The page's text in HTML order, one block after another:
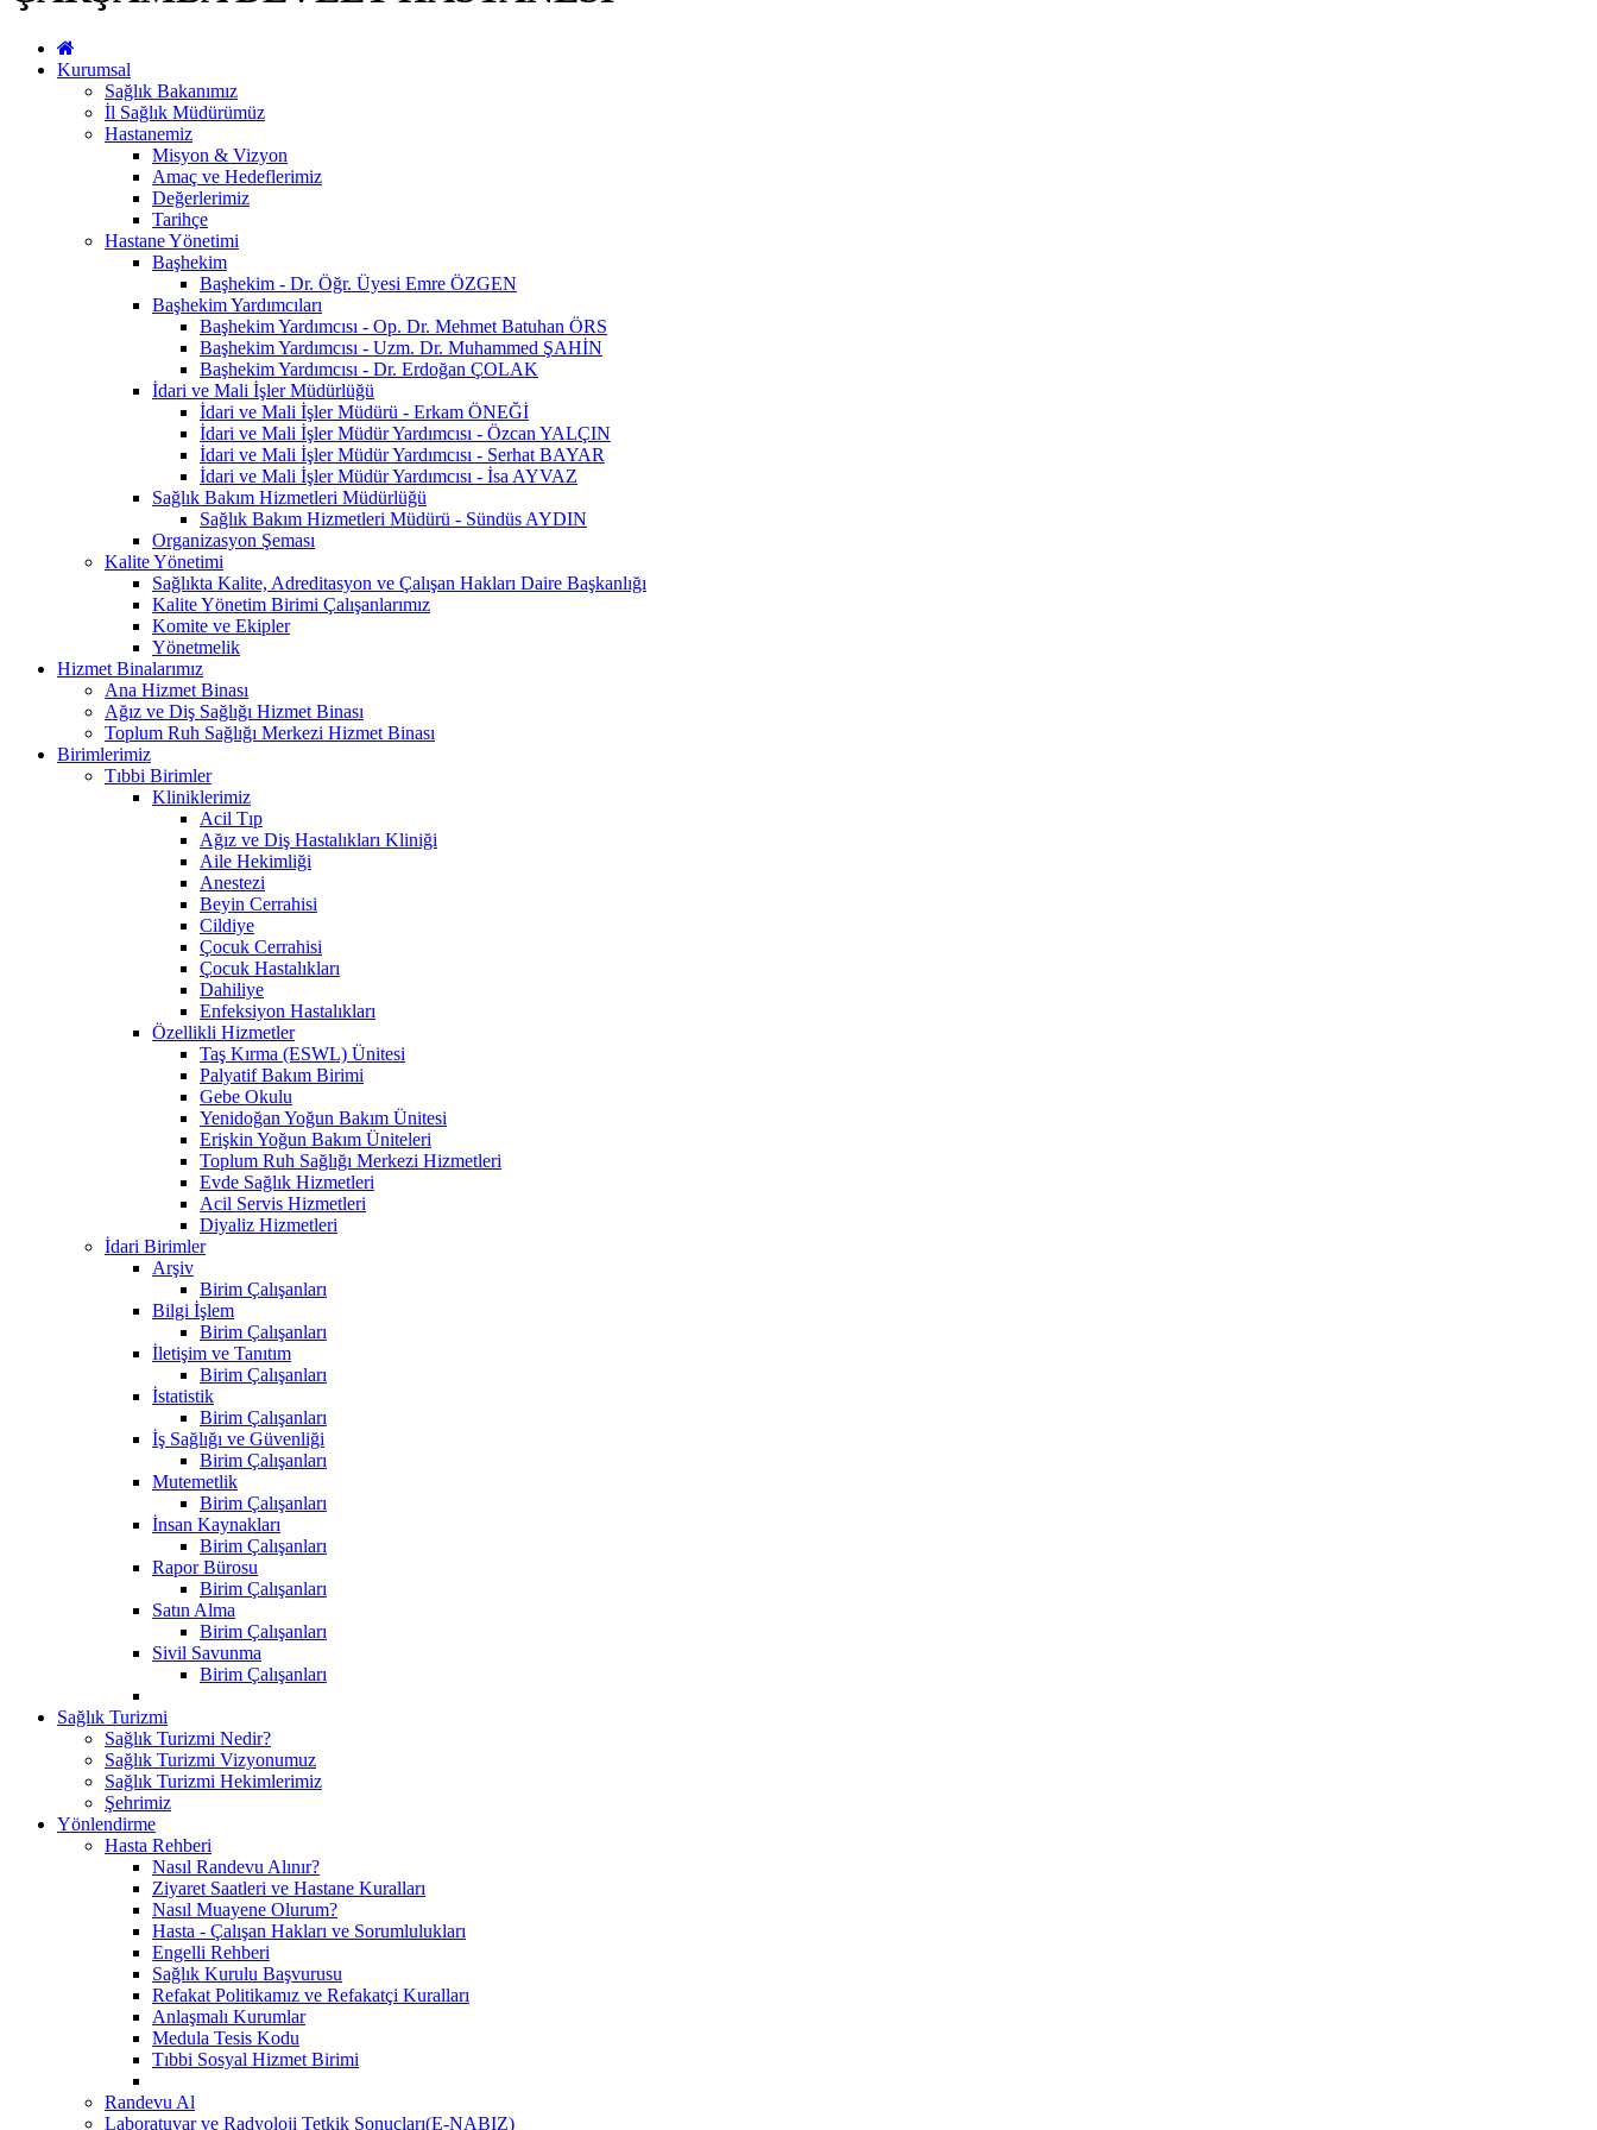
Kurumsal
Sağlık Bakanımız
İl Sağlık Müdürümüz
Hastanemiz
Misyon & Vizyon
Amaç ve Hedeflerimiz
Değerlerimiz
Tarihçe
Hastane Yönetimi
Başhekim
Başhekim - Dr. Öğr. Üyesi Emre ÖZGEN
Başhekim Yardımcıları
Başhekim Yardımcısı - Op. Dr. Mehmet Batuhan ÖRS
Başhekim Yardımcısı - Uzm. Dr. Muhammed ŞAHİN
Başhekim Yardımcısı - Dr. Erdoğan ÇOLAK
İdari ve Mali İşler Müdürlüğü
İdari ve Mali İşler Müdürü - Erkam ÖNEĞİ
İdari ve Mali İşler Müdür Yardımcısı - Özcan YALÇIN
İdari ve Mali İşler Müdür Yardımcısı - Serhat BAYAR
İdari ve Mali İşler Müdür Yardımcısı - İsa AYVAZ
Sağlık Bakım Hizmetleri Müdürlüğü
Sağlık Bakım Hizmetleri Müdürü - Sündüs AYDIN
Organizasyon Şeması
Kalite Yönetimi
Sağlıkta Kalite, Adreditasyon ve Çalışan Hakları Daire Başkanlığı
Kalite Yönetim Birimi Çalışanlarımız
Komite ve Ekipler
Yönetmelik
Hizmet Binalarımız
Ana Hizmet Binası
Ağız ve Diş Sağlığı Hizmet Binası
Toplum Ruh Sağlığı Merkezi Hizmet Binası
Birimlerimiz
Tıbbi Birimler
Kliniklerimiz
Acil Tıp
Ağız ve Diş Hastalıkları Kliniği
Aile Hekimliği
Anestezi
Beyin Cerrahisi
Cildiye
Çocuk Cerrahisi
Çocuk Hastalıkları
Dahiliye
Enfeksiyon Hastalıkları
Özellikli Hizmetler
Taş Kırma (ESWL) Ünitesi
Palyatif Bakım Birimi
Gebe Okulu
Yenidoğan Yoğun Bakım Ünitesi
Erişkin Yoğun Bakım Üniteleri
Toplum Ruh Sağlığı Merkezi Hizmetleri
Evde Sağlık Hizmetleri
Acil Servis Hizmetleri
Diyaliz Hizmetleri
İdari Birimler
Arşiv
Birim Çalışanları
Bilgi İşlem
Birim Çalışanları
İletişim ve Tanıtım
Birim Çalışanları
İstatistik
Birim Çalışanları
İş Sağlığı ve Güvenliği
Birim Çalışanları
Mutemetlik
Birim Çalışanları
İnsan Kaynakları
Birim Çalışanları
Rapor Bürosu
Birim Çalışanları
Satın Alma
Birim Çalışanları
Sivil Savunma
Birim Çalışanları
Sağlık Turizmi
Sağlık Turizmi Nedir?
Sağlık Turizmi Vizyonumuz
Sağlık Turizmi Hekimlerimiz
Şehrimiz
Yönlendirme
Hasta Rehberi
Nasıl Randevu Alınır?
Ziyaret Saatleri ve Hastane Kuralları
Nasıl Muayene Olurum?
Hasta - Çalışan Hakları ve Sorumlulukları
Engelli Rehberi
Sağlık Kurulu Başvurusu
Refakat Politikamız ve Refakatçi Kuralları
Anlaşmalı Kurumlar
Medula Tesis Kodu
Tıbbi Sosyal Hizmet Birimi
Randevu Al
Laboratuvar ve Radyoloji Tetkik Sonuçları(E-NABIZ)